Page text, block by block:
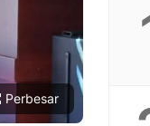
Perbesar